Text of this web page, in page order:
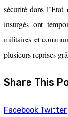
sécurité dans
insurgés ont
militaires et
plusieurs reprises
Share This
Facebook Twitter